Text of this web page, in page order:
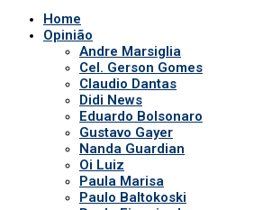
Home
Opinião
Andre Marsiglia
Cel. Gerson Gomes
Claudio Dantas
Didi News
Eduardo Bolsonaro
Gustavo Gayer
Nanda Guardian
Oi Luiz
Paula Marisa
Paulo Baltokoski